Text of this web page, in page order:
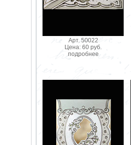
Арт. 50022
Цена: 60 руб.
подробнее